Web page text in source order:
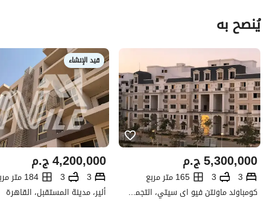
يُنصح به
ج.م5,300,000
3
3
165 متر مربع
كومباوند ماونتن فيو اى سيتي، التجمع الخامس، القاهرة الجديدة، القاهرة
قيد الإنشاء
ج.م4,200,000
3
3
184 متر مربع
ألير، مدينة المستقبل، القاهرة